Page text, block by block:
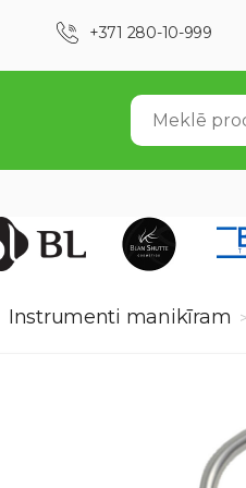
+371 280-10-999
Instrumenti manikīram